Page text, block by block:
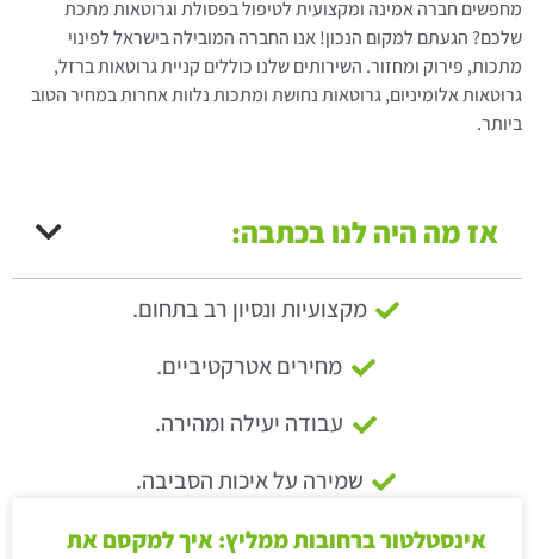
מחפשים חברה אמינה ומקצועית לטיפול בפסולת וגרוטאות מתכת
שלכם? הגעתם למקום הנכון! אנו החברה המובילה בישראל לפינוי
מתכות, פירוק ומחזור. השירותים שלנו כוללים קניית גרוטאות ברזל,
גרוטאות אלומיניום, גרוטאות נחושת ומתכות נלוות אחרות במחיר הטוב
ביותר.
אז מה היה לנו בכתבה:
מקצועיות ונסיון רב בתחום.
מחירים אטרקטיביים.
עבודה יעילה ומהירה.
שמירה על איכות הסביבה.
אינסטלטור ברחובות ממליץ: איך למקסם את